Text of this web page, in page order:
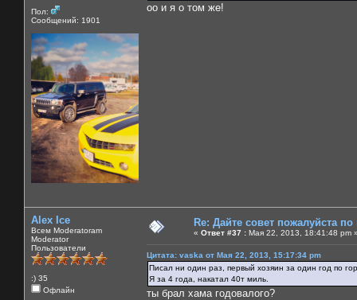
Пол:
Сообщений: 1901
оо и я о том же!
Alex Ice
Всем Moderatoram
Moderator
Пользователи
:) 35
Офлайн
Re: Дайте совет пожалуйста
« Ответ #37 : Мая 22, 2013, 18:41:48 pm
Цитата: vaska от Мая 22, 2013, 15:17:34 pm
Писал ни один раз, первый хозяин за один год по
Я за 4 года, накатал 40т миль.
ты брал хама годовалого?